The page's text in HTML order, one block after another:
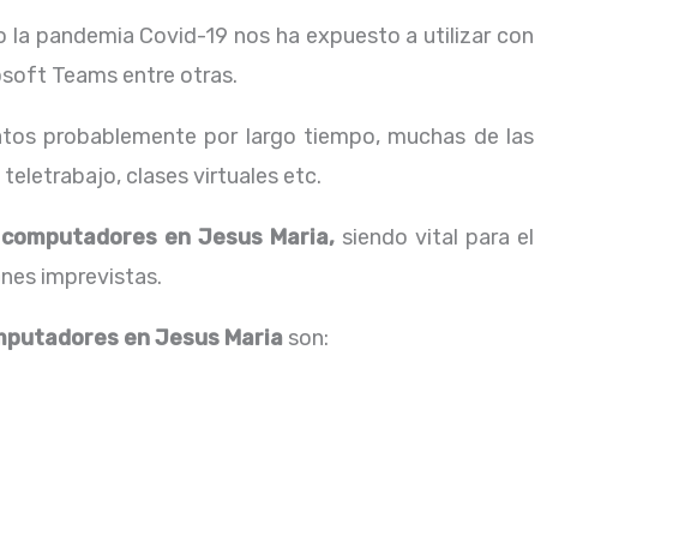
pandemia Covid-19 nos ha expuesto a utilizar con
Teams entre otras.
probablemente por largo tiempo, muchas de las
clases virtuales etc.
en Jesus Maria, siendo vital para el
imprevistas.
en Jesus Maria son: